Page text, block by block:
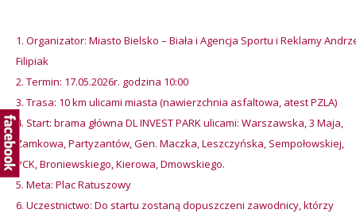
Organizator: Miasto Bielsko – Biała i Agencja Sportu i Reklamy
Filipiak
Termin: 17.05.2026r. godzina 10:00
Trasa: 10 km ulicami miasta (nawierzchnia asfaltowa, atest PZLA)
Start: brama główna DL INVEST PARK ulicami: Warszawska, 3 Maja,
Zamkowa, Partyzantów, Gen. Maczka, Leszczyńska, Sempołowskiej,
PCK, Broniewskiego, Kierowa, Dmowskiego.
Meta: Plac Ratuszowy
Uczestnictwo: Do startu zostaną dopuszczeni zawodnicy, którzy